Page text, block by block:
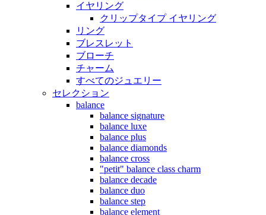
イヤリング
クリップタイプ イヤリング
リング
ブレスレット
ブローチ
チャーム
すべてのジュエリー
セレクション
balance
balance signature
balance luxe
balance plus
balance diamonds
balance cross
"petit" balance class charm
balance decade
balance duo
balance step
balance element